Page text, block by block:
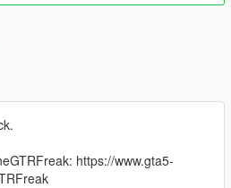
https://www.gta5-